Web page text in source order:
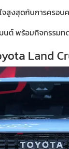
จสูงสุดกับการครอบ
ต์ พร้อมกิจกรรมท
Land